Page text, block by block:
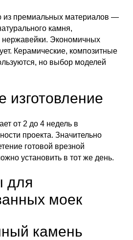
из премиальных материалов —
камня,
нержавейки. Экономичных
Керамические, композитные
но выбор моделей
изготовление
от 2 до 4 недель в
проекта. Значительно
готовой врезной
установить в тот же день.
для
моек
камень